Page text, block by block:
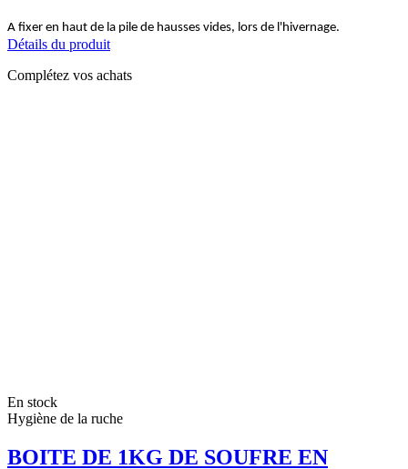
A fixer en haut de la pile de hausses vides, lors de l'hivernage.
Détails du produit
Complétez vos achats
En stock
Hygiène de la ruche
BOITE DE 1KG DE SOUFRE EN